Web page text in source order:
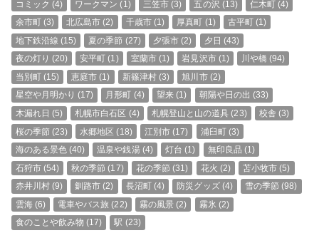
コミック (4) ワークマン (1) 三笠市 (3) 五の沢 (13) 仁木町 (4)
余市町(3) 北広島市 (2) 千歳市(1) 厚真町 (1) 古平町 (1)
地下鉄沿線 (15) 夏の季節 (27) 夕張市 (2) 夕日 (43)
夜の灯り (20) 安平町 (1) 室蘭市(1) 岩見沢市(1) 川や橋 (94)
当別町(15) 恵庭市 (1) 新篠津村(3) 旭川市(2)
星空や月明かり (17) 月形町 (4) 望来 (1) 朝陽や日の出 (33)
木漏れ日 (5) 札幌市白石区 (4) 札幌登山と山の道具 (23) 校舎 (3)
桜の季節 (23) 水郷地区 (18) 江別市 (17) 浦臼町(3)
海のある景色(40) 温泉や銭湯(4) 灯台 (1) 無印良品 (1)
石狩市(54) 秋の季節 (17) 花の季節 (31) 花火 (2) 苫小牧市 (5)
赤井川村(9) 釧路市 (2) 長沼町(4) 防災グッズ(4) 雪の季節 (98)
雲海(6) 電車やバス旅 (22) 霧の風景 (2) 霧氷 (2)
食のことや飲み物 (17) 駅 (23)